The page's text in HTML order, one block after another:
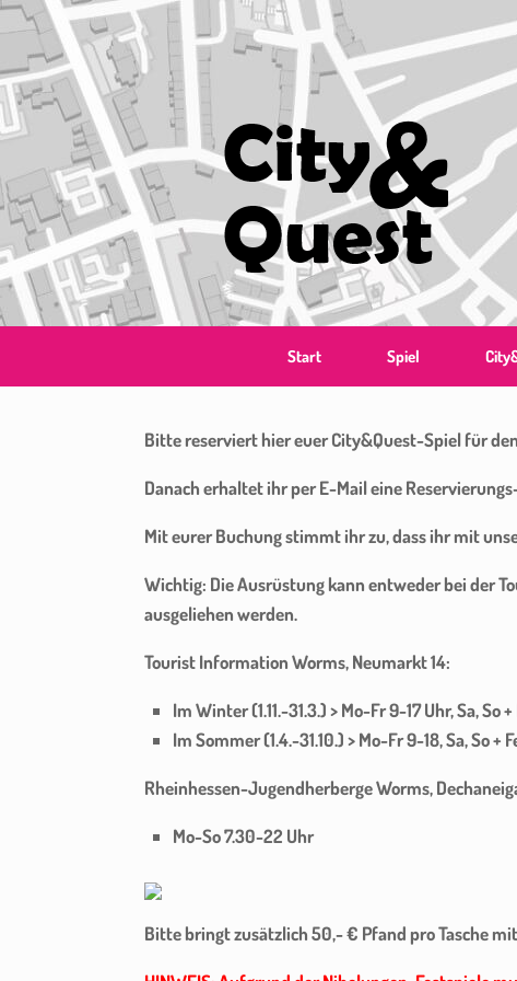
Zum
Inhalt
springen
Start Spiel
Bitte reserviert hier euer City&Quest-Spiel für
Danach erhaltet ihr per E-Mail eine
Mit eurer Buchung stimmt ihr zu, dass ihr mit
Wichtig: Die Ausrüstung kann entweder bei der
ausgeliehen werden.
Tourist Information Worms, Neumarkt 14:
Im Winter (1.11.-31.3.) > Mo-Fr 9-17 Uhr, Sa, So
Im Sommer (1.4.-31.10.) > Mo-Fr 9-18, Sa, So +
Rheinhessen-Jugendherberge Worms,
Mo-So 7.30-22 Uhr
Bitte bringt zusätzlich 50,- € Pfand pro Tasche